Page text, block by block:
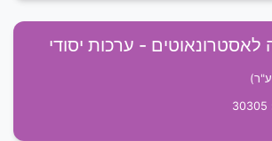
- ערכות יסודי